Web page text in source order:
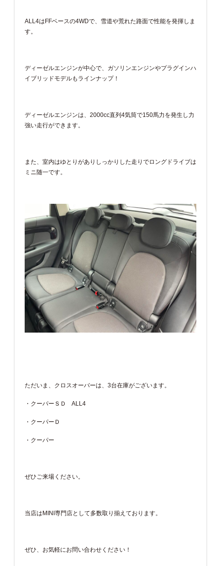
ALL4はFFベースの4WDで、雪道や荒れた路面で性能を発揮しま
す。
ディーゼルエンジンが中心で、ガソリンエンジンやプラグインハ
イブリッドモデルもラインナップ！
ディーゼルエンジンは、2000cc直列4気筒で150馬力を発生し力
強い走行ができます。
また、室内はゆとりがありしっかりした走りでロングドライブは
ミニ随一です。
ただいま、クロスオーバーは、3台在庫がございます。
・クーパーＳＤ ALL4
・クーパーＤ
・クーパー
ぜひご来場ください。
当店はMINI専門店として多数取り揃えております。
ぜひ、お気軽にお問い合わせください！